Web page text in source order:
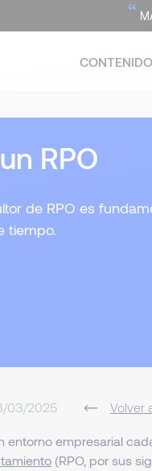
“
RPO
de RPO es
tiempo.
03/2025 Volver
entorno empresarial
(RPO, por sus